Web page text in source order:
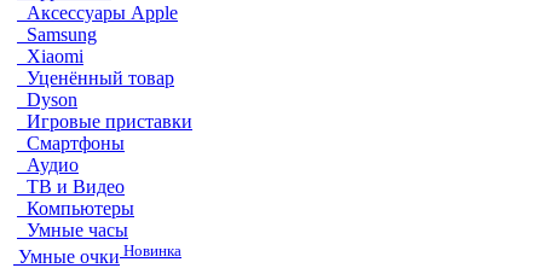
Аксессуары Apple
Samsung
Xiaomi
Уценённый товар
Dyson
Игровые приставки
Смартфоны
Аудио
ТВ и Видео
Компьютеры
Умные часы
Умные очки Новинка